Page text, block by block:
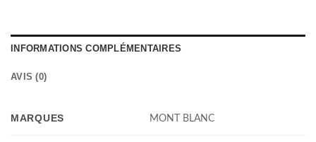
INFORMATIONS COMPLÉMENTAIRES
AVIS (0)
MARQUES MONT BLANC